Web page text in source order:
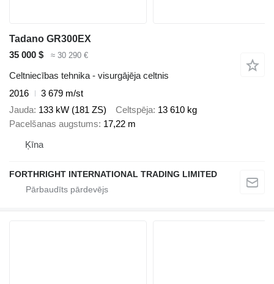
Tadano GR300EX
35 000 $
≈ 30 290 €
Celtniecības tehnika - visurgājēja celtnis
2016
3 679 m/st
Jauda 133 kW (181 ZS) Celtspēja 13 610 kg
Pacelšanas augstums 17,22 m
Ķīna
FORTHRIGHT INTERNATIONAL TRADING LIMITED